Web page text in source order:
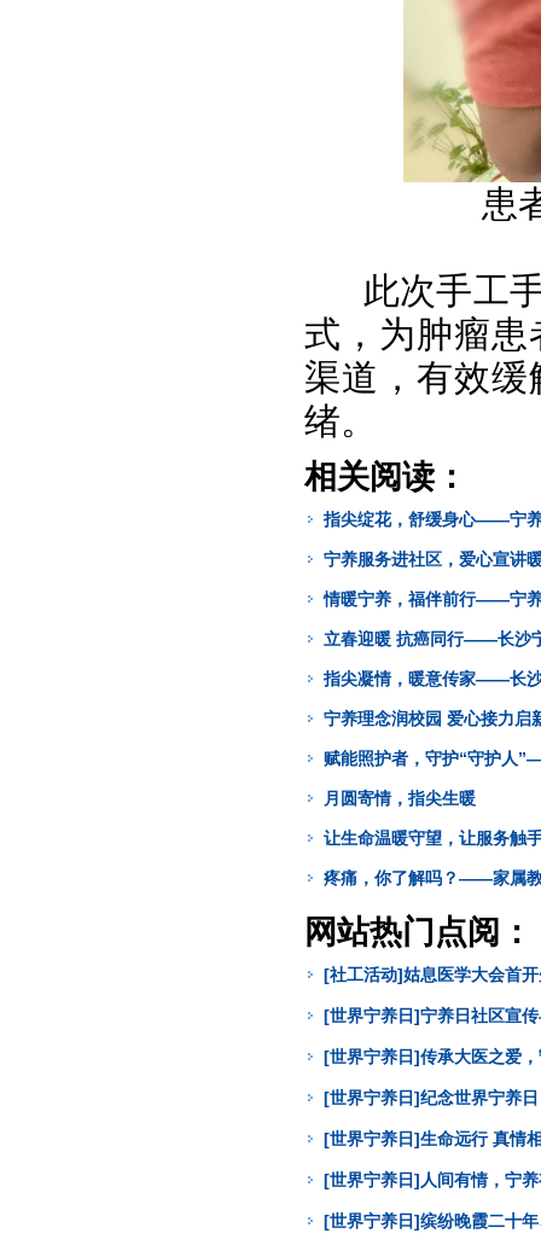
患
此次手工
式，为肿瘤
渠道，有效
绪。
相关阅读：
指尖绽花，舒缓身心——宁
宁养服务进社区，爱心宣讲
情暖宁养，福伴前行——宁
立春迎暖 抗癌同行——长沙
指尖凝情，暖意传家——长
宁养理念润校园 爱心接力
赋能照护者，守护“守护人
月圆寄情，指尖生暖
让生命温暖守望，让服务触
疼痛，你了解吗？——家属
网站热门点阅：
[社工活动]姑息医学大会首
[世界宁养日]宁养日社区宣
[世界宁养日]传承大医之爱
[世界宁养日]纪念世界宁养
[世界宁养日]生命远行 真情
[世界宁养日]人间有情，宁
[世界宁养日]缤纷晚霞二十